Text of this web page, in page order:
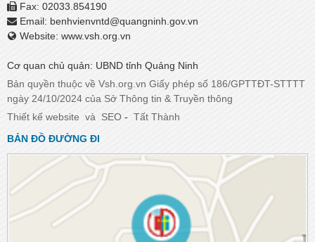
Fax: 02033.854190
Email: benhvienvntd@quangninh.gov.vn​​​​​​​
Website: www.vsh.org.vn
Cơ quan chủ quản: UBND tỉnh Quảng Ninh
Bản quyền thuộc về Vsh.org.vn Giấy phép số 186/GPTTĐT-STTTT
ngày 24/10/2024 của Sở Thông tin & Truyền thông
Thiết kế website và SEO - Tất Thành
BẢN ĐỒ ĐƯỜNG ĐI